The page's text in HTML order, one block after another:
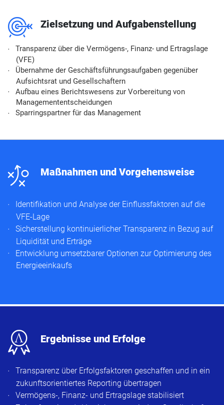
m Zielsetzung und Aufgabenstellung
Transparenz über die Vermögens-, Finanz- und Ertragslage
(VFE)
Übernahme der Geschäftsführungsaufgaben gegenüber
Aufsichtsrat und Gesellschaftern
Aufbau eines Berichtswesens zur Vorbereitung von
Managemententscheidungen
Sparringspartner für das Management
n Maßnahmen und Vorgehensweise
Identifikation und Analyse der Einflussfaktoren auf die
VFE-Lage
Sicherstellung kontinuierlicher Transparenz in Bezug auf
Liquidität und Erträge
Entwicklung umsetzbarer Optionen zur Optimierung des
Energieeinkaufs
x Ergebnisse und Erfolge
Transparenz über Erfolgsfaktoren geschaffen und in ein
zukunftsorientiertes Reporting übertragen
Vermögens-, Finanz- und Ertragslage stabilisiert